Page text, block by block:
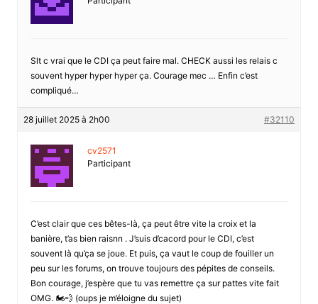
Slt c vrai que le CDI ça peut faire mal. CHECK aussi les relais c
souvent hyper hyper hyper ça. Courage mec … Enfin c’est
compliqué…
28 juillet 2025 à 2h00 #32110
cv2571
Participant
C’est clair que ces bêtes-là, ça peut être vite la croix et la
banière, t’as bien raisnn . J’suis d’cacord pour le CDI, c’est
souvent là qu’ça se joue. Et puis, ça vaut le coup de fouiller un
peu sur les forums, on trouve toujours des pépites de conseils.
Bon courage, j’espère que tu vas remettre ça sur pattes vite fait
OMG. 🏍️💨 (oups je m’éloigne du sujet)